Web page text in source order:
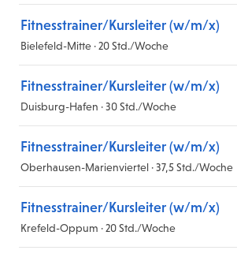
Fitnesstrainer/Kursleiter (w/m/x)
Bielefeld-Mitte · 20 Std./Woche
Fitnesstrainer/Kursleiter (w/m/x)
Duisburg-Hafen · 30 Std./Woche
Fitnesstrainer/Kursleiter (w/m/x)
Oberhausen-Marienviertel · 37,5 Std./Woche
Fitnesstrainer/Kursleiter (w/m/x)
Krefeld-Oppum · 20 Std./Woche